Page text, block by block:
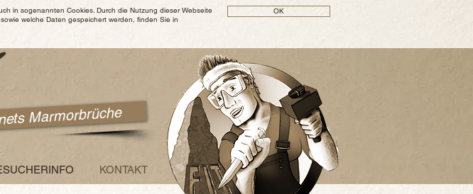
in sogenannten Cookies. Durch die Nutzung dieser Webseite
welche Daten gespeichert werden, finden Sie in
OK
Marmorbrüche
KONTAKT